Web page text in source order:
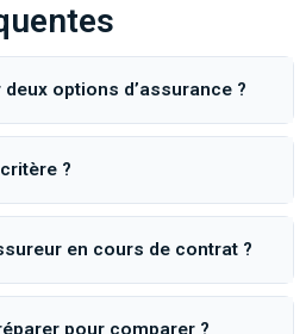
options d’assurance ?
?
en cours de contrat ?
pour comparer ?